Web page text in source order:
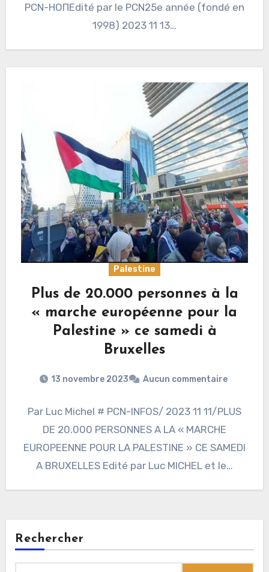
PCN-НОПEdité par le PCN25e année (fondé en
1998) 2023 11 13…
Palestine
Plus de 20.000 personnes à la
« marche européenne pour la
Palestine » ce samedi à
Bruxelles
13 novembre 2023 Aucun commentaire
Par Luc Michel # PCN-INFOS/ 2023 11 11/PLUS
DE 20.000 PERSONNES A LA « MARCHE
EUROPEENNE POUR LA PALESTINE » CE SAMEDI
A BRUXELLES Edité par Luc MICHEL et le…
Rechercher